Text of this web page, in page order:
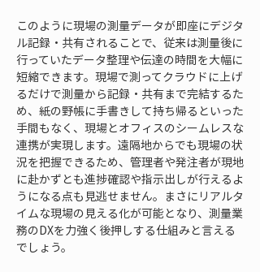
このように現場の測量データが即座にデジタ
ル記録・共有されることで、従来は測量後に
行っていたデータ整理や伝達の時間を大幅に
短縮できます。現場で測ってクラウドに上げ
るだけで測量から記録・共有まで完結するた
め、紙の野帳に手書きして持ち帰るといった
手間もなく、現場とオフィスのシームレスな
連携が実現します。遠隔地からでも現場の状
況を把握できるため、管理者や発注者が現地
に赴かずとも進捗確認や指示出しが行えるよ
うになる点も見逃せません。まさにリアルタ
イムな現場の見える化が可能となり、測量業
務のDXを力強く後押しする仕組みと言える
でしょう。